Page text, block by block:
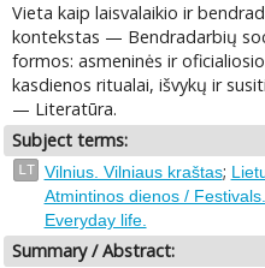
Vieta kaip laisvalaikio ir
kontekstas — Bendradarbių
formos: asmeninės ir
kasdienos ritualai, išvykų ir
— Literatūra.
Subject terms:
LT Vilnius. Vilniaus kraštas;
Atmintinos dienos /
Everyday life.
Summary / Abstract: